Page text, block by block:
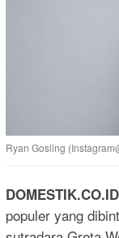
Ryan Gosling
DOMESTIK.CO.ID
populer yang